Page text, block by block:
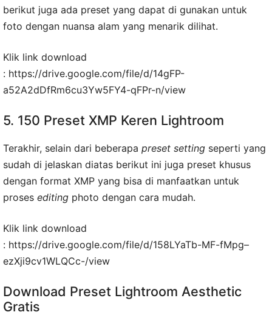
berikut juga ada preset yang dapat di gunakan untuk
foto dengan nuansa alam yang menarik dilihat.
Klik link download
: https://drive.google.com/file/d/14gFP-
a52A2dDfRm6cu3Yw5FY4-qFPr-n/view
5. 150 Preset XMP Keren Lightroom
Terakhir, selain dari beberapa preset setting seperti yang
sudah di jelaskan diatas berikut ini juga preset khusus
dengan format XMP yang bisa di manfaatkan untuk
proses editing photo dengan cara mudah.
Klik link download
: https://drive.google.com/file/d/158LYaTb-MF-fMpg–
ezXji9cv1WLQCc-/view
Download Preset Lightroom Aesthetic
Gratis